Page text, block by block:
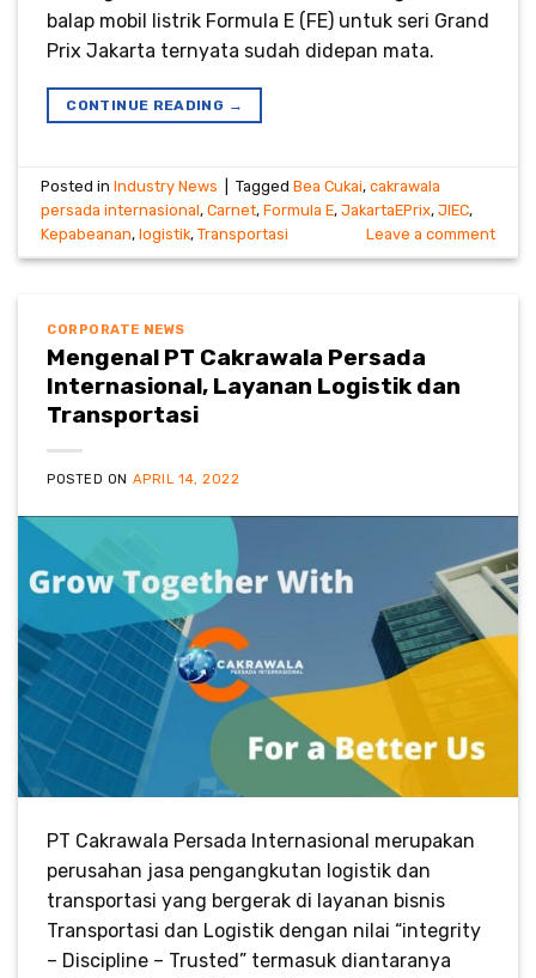
balap mobil listrik Formula E (FE) untuk seri Grand
Prix Jakarta ternyata sudah didepan mata.
CONTINUE READING →
Posted inIndustry News TaggedBea Cukai,cakrawala
persada internasional,Carnet,Formula E,JakartaEPrix,JIEC,
Kepabeanan,logistik,Transportasi Leave a comment
CORPORATE NEWS
Mengenal PT Cakrawala Persada
Internasional, Layanan Logistik dan
Transportasi
POSTED ON APRIL 14, 2022
PT Cakrawala Persada Internasional merupakan
perusahan jasa pengangkutan logistik dan
transportasi yang bergerak di layanan bisnis
Transportasi dan Logistik dengan nilai “integrity
– Discipline – Trusted” termasuk diantaranya